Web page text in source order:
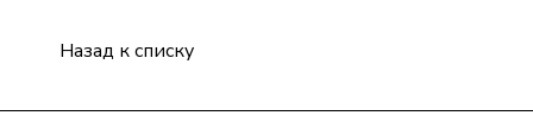
Назад к списку